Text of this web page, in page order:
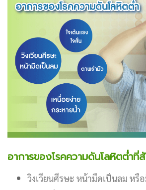
อาการของโรคความดันโลหิตต่ำที่
วิงเวียนศีรษะ หน้ามืดเป็นลม หรื